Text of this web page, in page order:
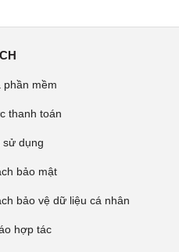
phần mềm
thanh toán
dụng
bảo mật
bảo vệ dữ liệu cá nhân
hợp tác